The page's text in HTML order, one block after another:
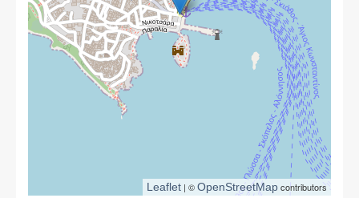
Leaflet | ©OpenStreetMapcontributors